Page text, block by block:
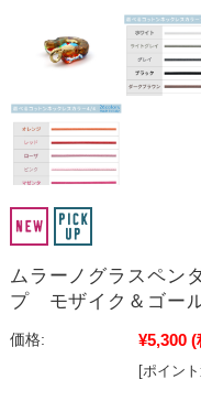
ムラーノグラスペン
プ モザイク＆ゴー
価格: ¥5,300 (
[ポイン